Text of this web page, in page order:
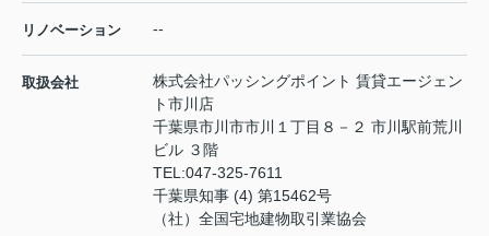
リノベーション --
取扱会社
株式会社パッシングポイント 賃貸エージェン
ト市川店
千葉県市川市市川１丁目８－２ 市川駅前荒川
ビル ３階
TEL:047-325-7611
千葉県知事 (4) 第15462号
（社）全国宅地建物取引業協会